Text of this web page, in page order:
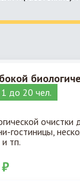
до 20 чел.
очистки
гостиницы,
тп.